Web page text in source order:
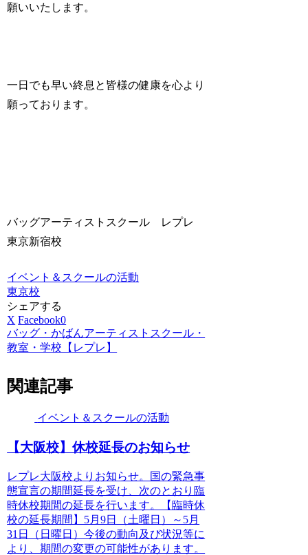
願いいたします。
一日でも早い終息と皆様の健康を心より
願っております。
バッグアーティストスクール レプレ
東京新宿校
イベント＆スクールの活動
東京校
シェアする
X Facebook0
バッグ・かばんアーティストスクール・
教室・学校【レプレ】
関連記事
イベント＆スクールの活動
【大阪校】休校延長のお知らせ
レプレ大阪校よりお知らせ。国の緊急事
態宣言の期間延長を受け、次のとおり臨
時休校期間の延長を行います。【臨時休
校の延長期間】5月9日（土曜日）～5月
31日（日曜日）今後の動向及び状況等に
より、期間の変更の可能性があります。